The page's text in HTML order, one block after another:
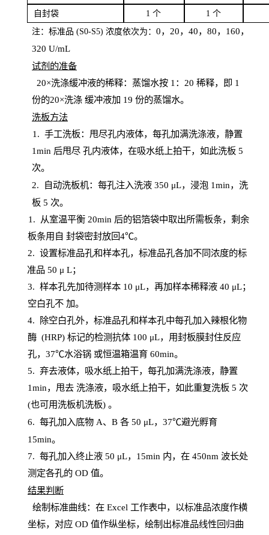
自封袋 1 个 1 个
注：标准品 (S0-S5) 浓度依次为： 0，20，40，80，160，
320 U/mL
试剂的准备
20×洗涤缓冲液的稀释：蒸馏水按 1：20 稀释，即 1
份的20×洗涤 缓冲液加 19 份的蒸馏水。
洗板方法
1. 手工洗板：甩尽孔内液体，每孔加满洗涤液，静置
1min 后甩尽 孔内液体，在吸水纸上拍干，如此洗板 5
次。
2.
自动洗板机：每孔注入洗液 350 μL，浸泡 1min，洗
板 5 次。
1 . 从室温平衡 20min 后的铝箔袋中取出所需板条，剩余
板条用自 封袋密封放回4℃。
2. 设置标准品孔和样本孔，标准品孔各加不同浓度的标
准品 50 μ L；
3. 样本孔先加待测样本 10 μL，再加样本稀释液 40 μL；
空白孔不 加。
4.
除空白孔外，标准品孔和样本孔中每孔加入辣根化物
酶 (HRP) 标记的检测抗体 100 μL，用封板膜封住反应
孔， 37℃水浴锅 或恒温箱温育60min。
5. 弃去液体，吸水纸上拍干，每孔加满洗涤液，静置
1min，甩去 洗涤液，吸水纸上拍干，如此重复洗板 5 次
(也可用洗板机洗板) 。
6. 每孔加入底物A、B 各 50 μL，37℃避光孵育
15min。
7. 每孔加入终止液 50 μL， 15min 内，在450nm 波长处
测定各孔的 OD 值。
结果判断
绘制标准曲线：在 Excel 工作表中，以标准品浓度作横
坐标，对应OD 值作纵坐标，绘制出标准品线性回归曲